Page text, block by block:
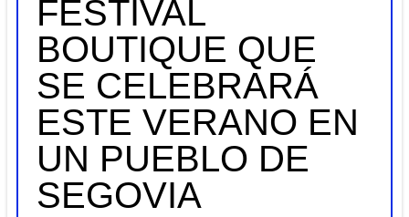
FESTIVAL
BOUTIQUE QUE
SE CELEBRARÁ
ESTE VERANO EN
UN PUEBLO DE
SEGOVIA